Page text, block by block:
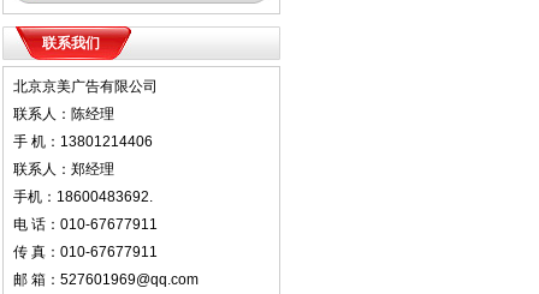
联系我们
北京京美广告有限公司
联系人：陈经理
手 机：13801214406
联系人：郑经理
手机：18600483692.
电 话：010-67677911
传 真：010-67677911
邮 箱：527601969@qq.com